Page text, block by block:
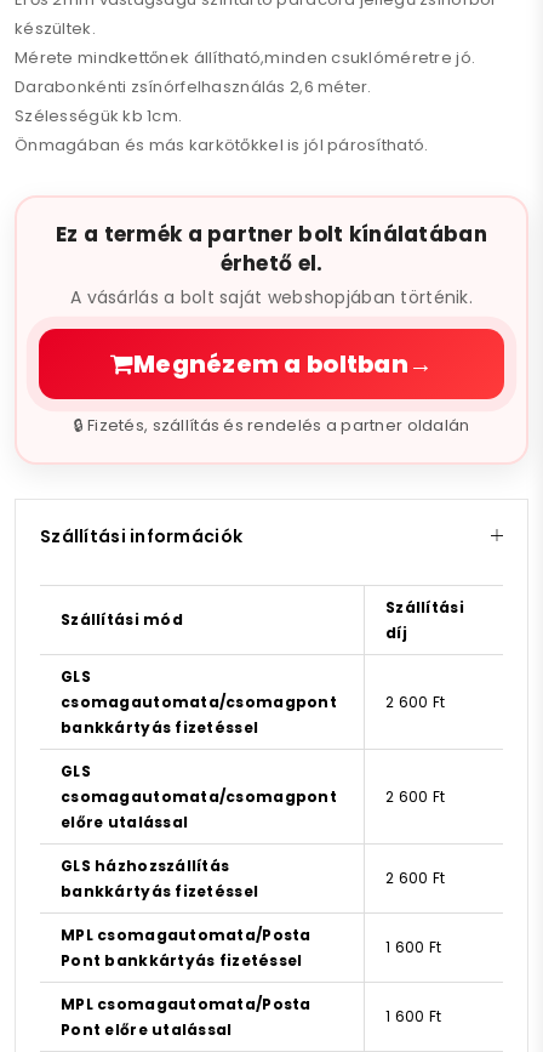
készültek.
Mérete mindkettőnek állítható,minden csuklóméretre jó.
Darabonkénti zsínórfelhasználás 2,6 méter.
Szélességük kb 1cm.
Önmagában és más karkötőkkel is jól párosítható.
Ez a termék a partner bolt kínálatában
érhető el.
A vásárlás a bolt saját webshopjában történik.
Megnézem a boltban→
🔒 Fizetés, szállítás és rendelés a partner oldalán
Szállítási információk
Szállítási mód
Szállítási
díj
GLS
csomagautomata/csomagpont
bankkártyás fizetéssel
2 600 Ft
GLS
csomagautomata/csomagpont
előre utalással
2 600 Ft
GLS házhozszállítás
bankkártyás fizetéssel
2 600 Ft
MPL csomagautomata/Posta
Pont bankkártyás fizetéssel
1 600 Ft
MPL csomagautomata/Posta
Pont előre utalással
1 600 Ft